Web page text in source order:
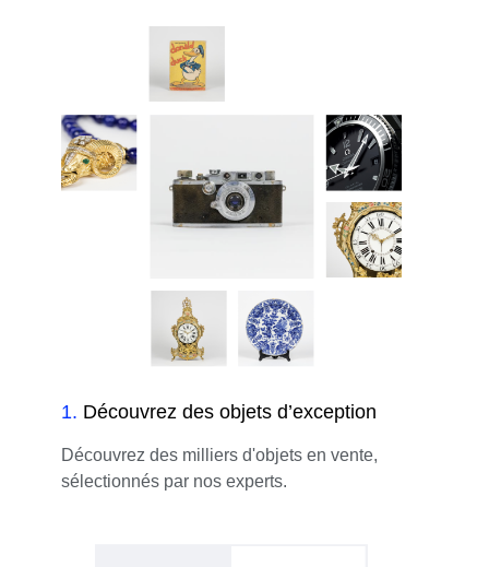
1. Découvrez des objets d’exception
Découvrez des milliers d'objets en vente,
sélectionnés par nos experts.